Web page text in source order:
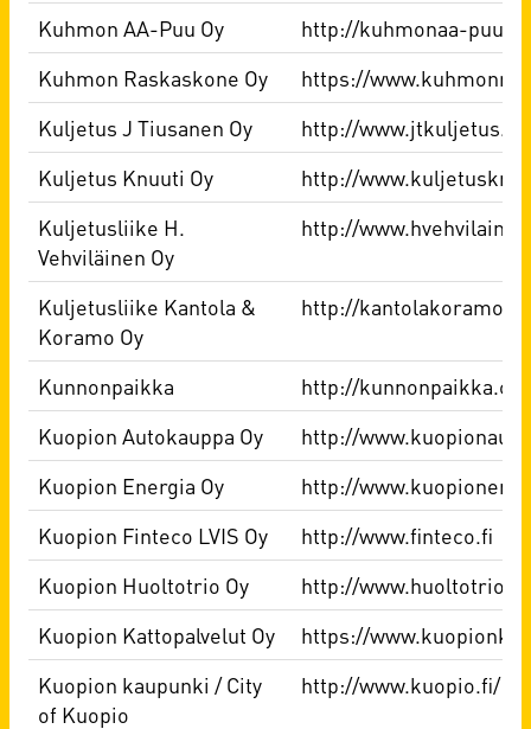
Kuhmon AA-Puu Oy
http://kuhmonaa-puu.fi
Kuhmon Raskaskone Oy
https://
Kuljetus J Tiusanen Oy
http://www.jtkuljetus.fi
Kuljetus Knuuti Oy
http://
Kuljetusliike H.
Vehviläinen Oy
http://
Kuljetusliike Kantola &
Koramo Oy
http://kantolakoramo.fi
Kunnonpaikka
http://
Kuopion Autokauppa Oy
http://
Kuopion Energia Oy
http://
Kuopion Finteco LVIS Oy
http://www.finteco.fi
Kuopion Huoltotrio Oy
http://www.huoltotrio.fi
Kuopion Kattopalvelut Oy
https://
Kuopion kaupunki / City
of Kuopio
http://www.kuopio.fi/